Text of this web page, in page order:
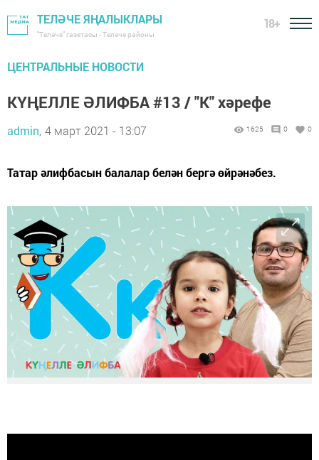
ТЕЛӘЧЕ ЯҢАЛЫКЛАРЫ
"Теләче" газетасы - Теләче районы
18+
ЦЕНТРАЛЬНЫЕ НОВОСТИ
КҮҢЕЛЛЕ ӘЛИФБА #13 / "К" хәрефе
admin, 4 март 2021 - 13:07 1625 0 0
Татар әлифбасын балалар белән бергә өйрәнәбез.